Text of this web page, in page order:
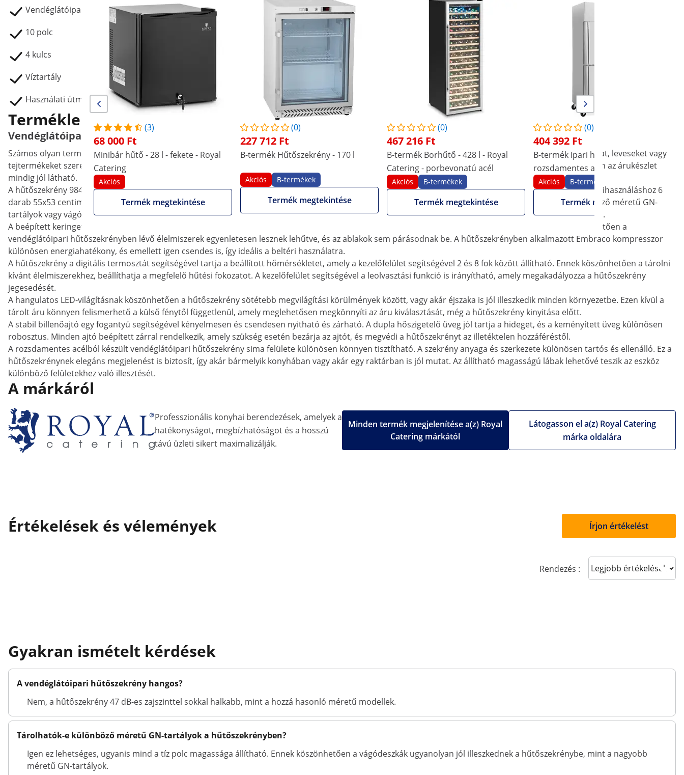
Vendéglátóipari hűtőszekrény RCLK-S1400
10 polc
4 kulcs
Víztartály
Használati útmutató
(3)
68 000 Ft
Minibár hűtő - 28 l - fekete - Royal
Catering
Akciós
Termék megtekintése
(0)
227 712 Ft
B-termék Hűtőszekrény - 170 l
Akciós B-termékek
Termék megtekintése
(0)
467 216 Ft
B-termék Borhűtő - 428 l - Royal
Catering - porbevonatú acél
Akciós B-termékek
Termék megtekintése
(0)
404 392 Ft
B-termék Ipari hűtőszekrény - 373 l -
rozsdamentes acél - 2 ajtó - 4 görgő
- zárható - Royal Catering
Akciós B-termékek
Termék megtekintése
Termékleírás
Vendéglátóipari hűtőszekrény két üvegajtóval - 984 l
Számos olyan termék van, amely egy vendéglátóipari helyen hűtést igényel. Nem számít, hogy Ön friss zöldségeket, előkészített ételeket és szószokat, italokat, leveseket vagy
tejtermékeket szeretne hűteni, és hosszabb időre frissen tartani, a vendéglátóipari hűtő erre nagy mennyiségű helyet biztosít. Az üvegajtónak köszönhetően az árukészlet
mindig jól látható.
A hűtőszekrény 984 liter kapacitással rendelkezik, amely elegendő helyet biztosít a hűtött árukészletek tárolására a konyha területén. A belső tér optimális kihasználáshoz 6
darab 55x53 centiméteres polc áll a rendelkezésére, melyek pozíciója a tároló edények méretéhez igazítható. Nem számít, hogy Ön leveses fazekak, különböző méretű GN-
tartályok vagy vágódeszkák tárolására használja, a polcok elrendezésének köszönhetően, minden csak annyi helyet foglal el, amennyire Önnek szüksége van.
A beépített keringetett ventilátor és a 365 wattos teljesítményű kompresszor biztosítják a belső levegő megfelelő áramlását. A hűtési rendszernek köszönhetően a
vendéglátóipari hűtőszekrényben lévő élelmiszerek egyenletesen lesznek lehűtve, és az ablakok sem párásodnak be. A hűtőszekrényben alkalmazott Embraco kompresszor
különösen energiahatékony, és emellett igen csendes is, így ideális a beltéri használatra.
A hűtőszekrény a digitális termosztát segítségével tartja a beállított hőmérsékletet, amely a kezelőfelület segítségével 2 és 8 fok között állítható. Ennek köszönhetően a tárolni
kívánt élelmiszerekhez, beállíthatja a megfelelő hűtési fokozatot. A kezelőfelület segítségével a leolvasztási funkció is irányítható, amely megakadályozza a hűtőszekrény
jegesedését.
A hangulatos LED-világításnak köszönhetően a hűtőszekrény sötétebb megvilágítási körülmények között, vagy akár éjszaka is jól illeszkedik minden környezetbe. Ezen kívül a
tárolt áru könnyen felismerhető a külső fénytől függetlenül, amely meglehetősen megkönnyíti az áru kiválasztását, még a hűtőszekrény kinyitása előtt.
A stabil billenőajtó egy fogantyú segítségével kényelmesen és csendesen nyitható és zárható. A dupla hőszigetelő üveg jól tartja a hideget, és a keményített üveg különösen
robosztus. Minden ajtó beépített zárral rendelkezik, amely szükség esetén bezárja az ajtót, és megvédi a hűtőszekrényt az illetéktelen hozzáféréstől.
A rozsdamentes acélból készült vendéglátóipari hűtőszekrény sima felülete különösen könnyen tisztítható. A szekrény anyaga és szerkezete különösen tartós és ellenálló. Ez a
hűtőszekrénynek elegáns megjelenést is biztosít, így akár bármelyik konyhában vagy akár egy raktárban is jól mutat. Az állítható magasságú lábak lehetővé teszik az eszköz
különböző felületekhez való illesztését.
A márkáról
Professzionális konyhai berendezések, amelyek a
hatékonyságot, megbízhatóságot és a hosszú
távú üzleti sikert maximalizálják.
Látogasson el a(z) Royal Catering
márka oldalára
Minden termék megjelenítése a(z) Royal
Catering márkától
Értékelések és vélemények Írjon értékelést
Rendezés : Sort reviews
Gyakran ismételt kérdések
A vendéglátóipari hűtőszekrény hangos?
Nem, a hűtőszekrény 47 dB-es zajszinttel sokkal halkabb, mint a hozzá hasonló méretű modellek.
Tárolhatók-e különböző méretű GN-tartályok a hűtőszekrényben?
Igen ez lehetséges, ugyanis mind a tíz polc magassága állítható. Ennek köszönhetően a vágódeszkák ugyanolyan jól illeszkednek a hűtőszekrénybe, mint a nagyobb
méretű GN-tartályok.